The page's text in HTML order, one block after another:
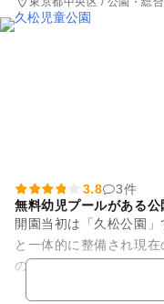
3.8
3件
無料幼児プールがある公
開園当初は「久松公園
と一体的に整備され現
の方は制限があるもの
自由で誰もが利用でき